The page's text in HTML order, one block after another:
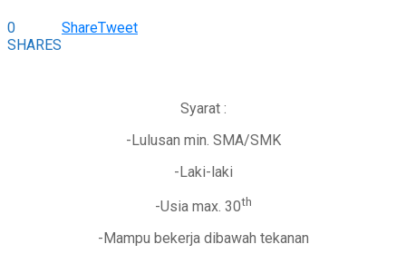
0
SHARES
ShareTweet
Syarat :
-Lulusan min. SMA/SMK
-Laki-laki
-Usia max. 30th
-Mampu bekerja dibawah tekanan